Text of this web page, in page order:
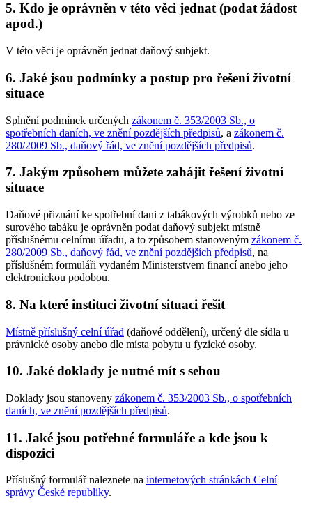
5. Kdo je oprávněn v této věci jednat (podat žádost
apod.)
V této věci je oprávněn jednat daňový subjekt.
6. Jaké jsou podmínky a postup pro řešení životní
situace
Splnění podmínek určených zákonem č. 353/2003 Sb., o
spotřebních daních, ve znění pozdějších předpisů, a zákonem č.
280/2009 Sb., daňový řád, ve znění pozdějších předpisů.
7. Jakým způsobem můžete zahájit řešení životní
situace
Daňové přiznání ke spotřební dani z tabákových výrobků nebo ze
surového tabáku je oprávněn podat daňový subjekt místně
příslušnému celnímu úřadu, a to způsobem stanoveným zákonem č.
280/2009 Sb., daňový řád, ve znění pozdějších předpisů, na
příslušném formuláři vydaném Ministerstvem financí anebo jeho
elektronickou podobou.
8. Na které instituci životní situaci řešit
Místně příslušný celní úřad (daňové oddělení), určený dle sídla u
právnické osoby anebo dle místa pobytu u fyzické osoby.
10. Jaké doklady je nutné mít s sebou
Doklady jsou stanoveny zákonem č. 353/2003 Sb., o spotřebních
daních, ve znění pozdějších předpisů.
11. Jaké jsou potřebné formuláře a kde jsou k
dispozici
Příslušný formulář naleznete na internetových stránkách Celní
správy České republiky.